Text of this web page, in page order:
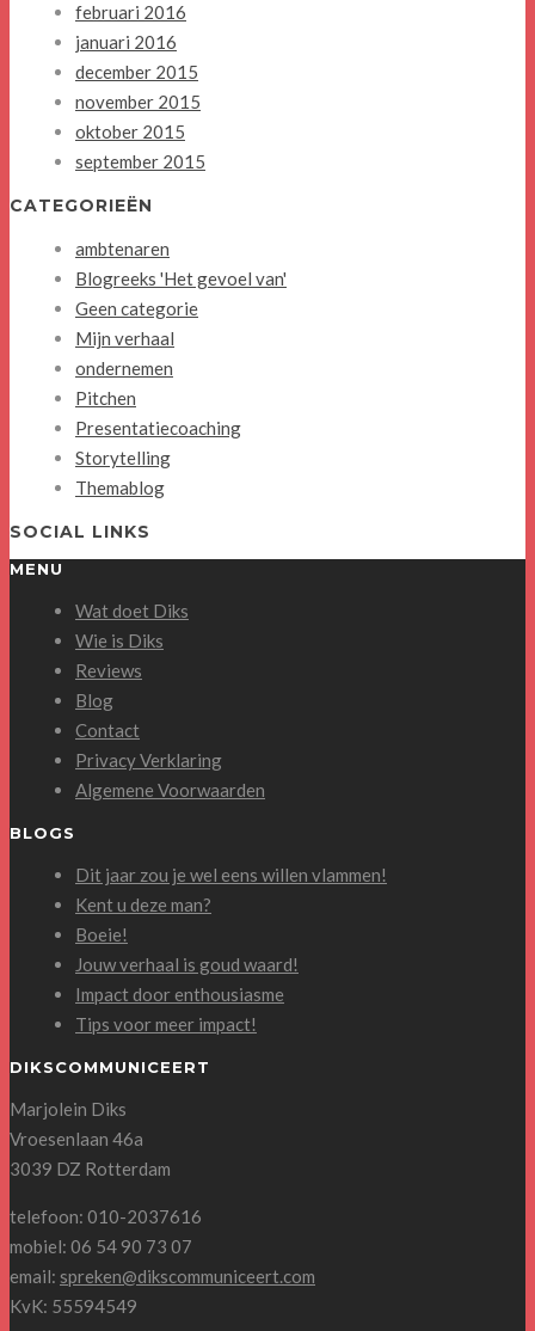
februari 2016
januari 2016
december 2015
november 2015
oktober 2015
september 2015
CATEGORIEËN
ambtenaren
Blogreeks 'Het gevoel van'
Geen categorie
Mijn verhaal
ondernemen
Pitchen
Presentatiecoaching
Storytelling
Themablog
SOCIAL LINKS
MENU
Wat doet Diks
Wie is Diks
Reviews
Blog
Contact
Privacy Verklaring
Algemene Voorwaarden
BLOGS
Dit jaar zou je wel eens willen vlammen!
Kent u deze man?
Boeie!
Jouw verhaal is goud waard!
Impact door enthousiasme
Tips voor meer impact!
DIKSCOMMUNICEERT
Marjolein Diks
Vroesenlaan 46a
3039 DZ Rotterdam
telefoon: 010-2037616
mobiel: 06 54 90 73 07
email: spreken@dikscommuniceert.com
KvK: 55594549